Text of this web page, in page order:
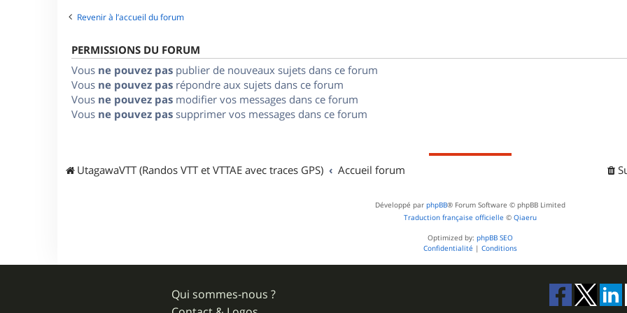
e
Revenir à l’accueil du forum
PERMISSIONS DU FORUM
Vous ne pouvez pas publier de nouveaux sujets dans ce forum
Vous ne pouvez pas répondre aux sujets dans ce forum
Vous ne pouvez pas modifier vos messages dans ce forum
Vous ne pouvez pas supprimer vos messages dans ce forum
UtagawaVTT (Randos VTT et VTTAE avec traces GPS) Accueil forum
Développé par phpBB® Forum Software © phpBB Limited
Traduction française officielle © Qiaeru
Optimized by: phpBB SEO
Confidentialité | Conditions
Qui sommes-nous ?